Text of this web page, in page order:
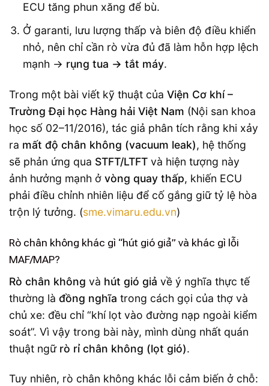
ECU tăng phun xăng để bù.
Ở garanti, lưu lượng thấp và biên độ điều khiển
nhỏ, nên chỉ cần rò vừa đủ đã làm hỗn hợp lệch
mạnh → rụng tua → tắt máy.
Trong một bài viết kỹ thuật của Viện Cơ khí –
Trường Đại học Hàng hải Việt Nam (Nội san khoa
học số 02–11/2016), tác giả phân tích rằng khi xảy
ra mất độ chân không (vacuum leak), hệ thống
sẽ phản ứng qua STFT/LTFT và hiện tượng này
ảnh hưởng mạnh ở vòng quay thấp, khiến ECU
phải điều chỉnh nhiên liệu để cố gắng giữ tỷ lệ hòa
trộn lý tưởng. (sme.vimaru.edu.vn)
Rò chân không khác gì “hút gió giả” và khác gì lỗi
MAF/MAP?
Rò chân không và hút gió giả về ý nghĩa thực tế
thường là đồng nghĩa trong cách gọi của thợ và
chủ xe: đều chỉ “khí lọt vào đường nạp ngoài kiểm
soát”. Vì vậy trong bài này, mình dùng nhất quán
thuật ngữ rò rỉ chân không (lọt gió).
Tuy nhiên, rò chân không khác lỗi cảm biến ở chỗ: